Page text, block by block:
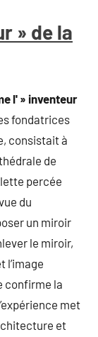
» de la
l' » inventeur
fondatrices
consistait à
de
percée
du
un miroir
le miroir,
l’image
confirme la
met
et